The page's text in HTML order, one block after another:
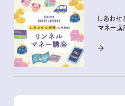
しあわせ
マネー講